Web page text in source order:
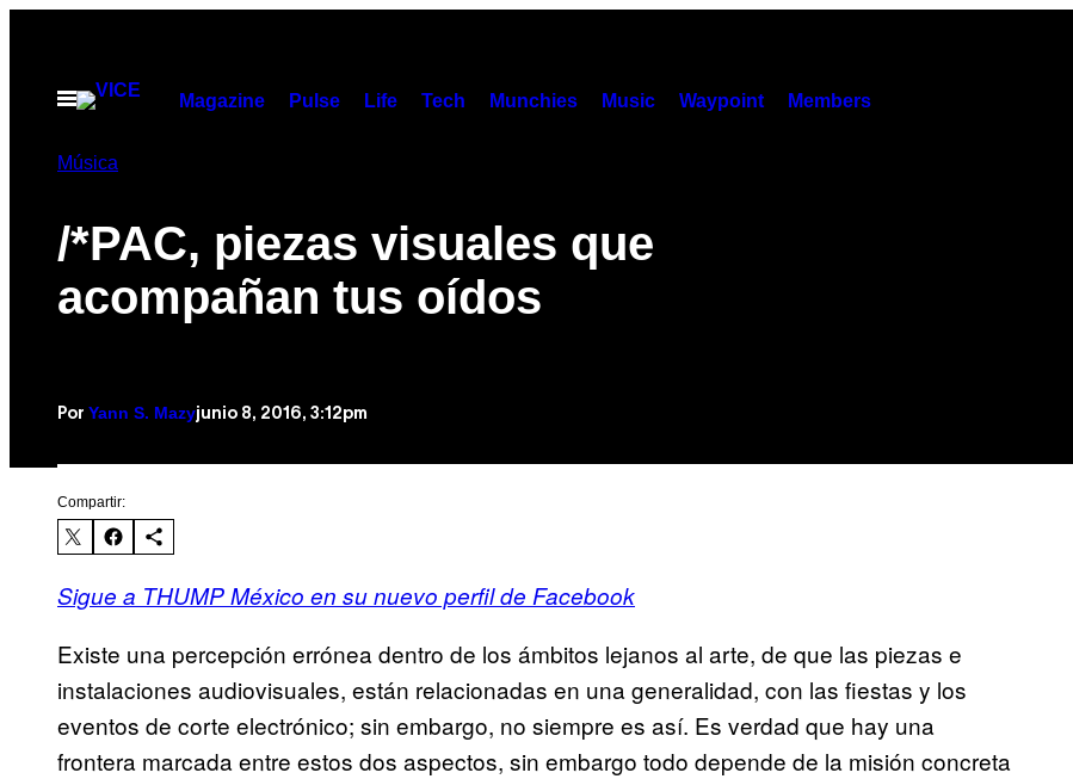
contenido
Abrir
Magazine Pulse Life Tech Munchies Music Waypoint Members
Música
/*PAC, piezas visuales que
acompañan tus oídos
Por Yann S. Mazyjunio 8, 2016, 3:12pm
Compartir:
Sigue a THUMP México en su nuevo perfil de Facebook
Existe una percepción errónea dentro de los ámbitos lejanos al arte, de que las piezas e
instalaciones audiovisuales, están relacionadas en una generalidad, con las fiestas y los
eventos de corte electrónico; sin embargo, no siempre es así. Es verdad que hay una
frontera marcada entre estos dos aspectos, sin embargo todo depende de la misión concreta